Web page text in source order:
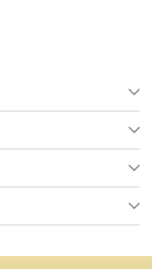
Website benötigt und